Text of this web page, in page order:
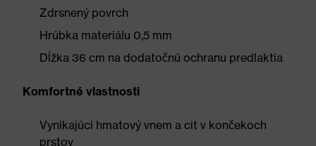
Zdrsnený povrch
Hrúbka materiálu 0,5 mm
Dĺžka 36 cm na dodatočnú ochranu predlaktia
Komfortné vlastnosti
Vynikajúci hmatový vnem a cit v končekoch
prstov